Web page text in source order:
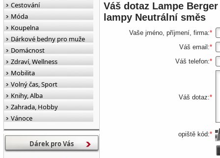
Váš dotaz Lampe
lampy Neutrální směs
Vaše jméno, příjmení, firma:*
Váš email:*
Váš telefon:*
Váš dotaz:*
opiště kód:*
Cestování
Móda
Koupelna
Dárkové bedny pro muže
Domácnost
Zdraví, Wellness
Mobilita
Volný čas, Sport
Knihy, Alba
Zahrada, Hobby
Vánoce
Dárek pro Vás